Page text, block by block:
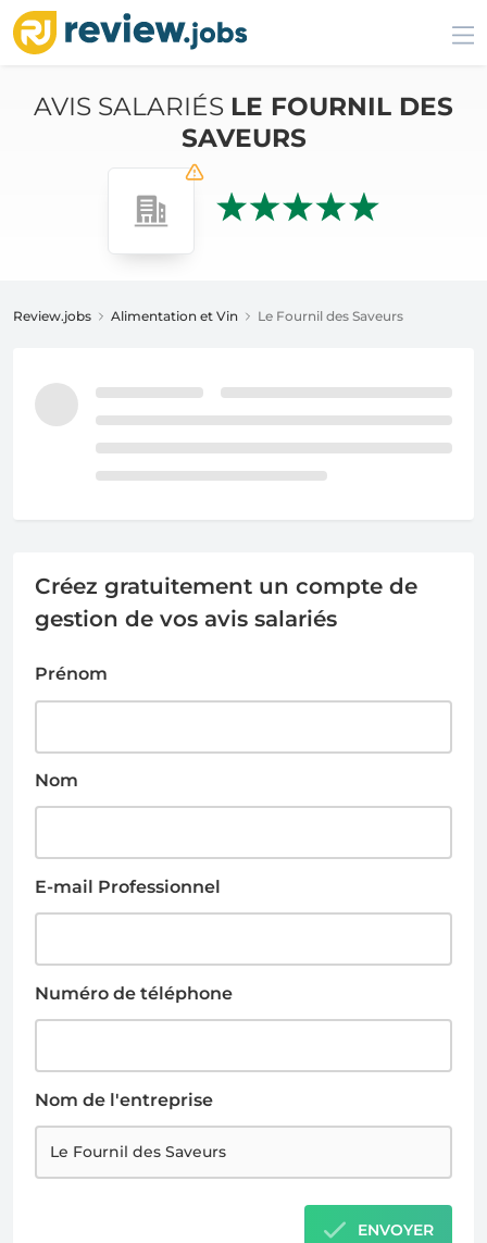
AVIS SALARIÉS LE FOURNIL DES
SAVEURS
Review.jobs Alimentation et Vin Le Fournil des Saveurs
Créez gratuitement un compte de
gestion de vos avis salariés
Prénom
Nom
E-mail Professionnel
Numéro de téléphone
Nom de l'entreprise
ENVOYER